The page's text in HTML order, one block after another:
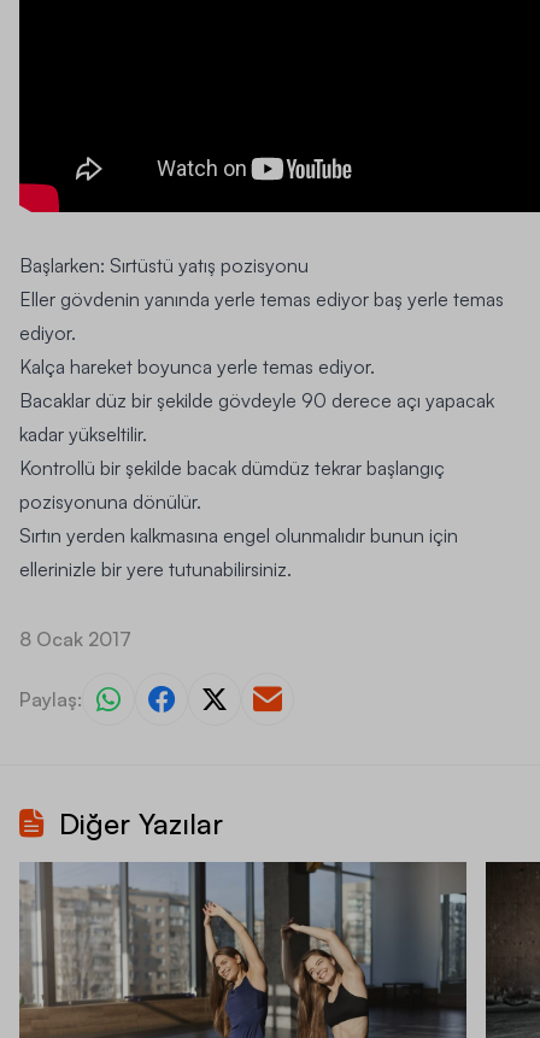
Başlarken: Sırtüstü yatış pozisyonu
Eller gövdenin yanında yerle temas ediyor baş yerle temas
ediyor.
Kalça hareket boyunca yerle temas ediyor.
Bacaklar düz bir şekilde gövdeyle 90 derece açı yapacak
kadar yükseltilir.
Kontrollü bir şekilde bacak dümdüz tekrar başlangıç
pozisyonuna dönülür.
Sırtın yerden kalkmasına engel olunmalıdır bunun için
ellerinizle bir yere tutunabilirsiniz.
8 Ocak 2017
Paylaş:
Diğer Yazılar